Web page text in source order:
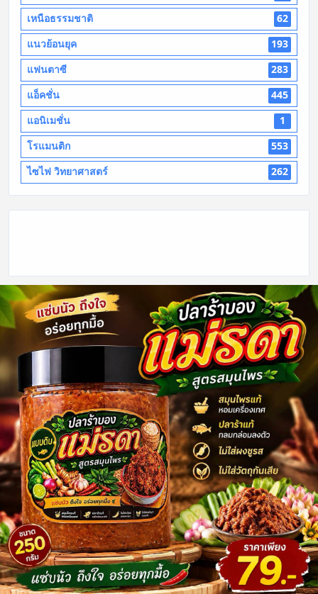
เหนือธรรมชาติ
62
แนวย้อนยุค
193
แฟนตาซี
283
แอ็คชั่น
445
แอนิเมชั่น
1
โรแมนติก
553
ไซไฟ วิทยาศาสตร์
262